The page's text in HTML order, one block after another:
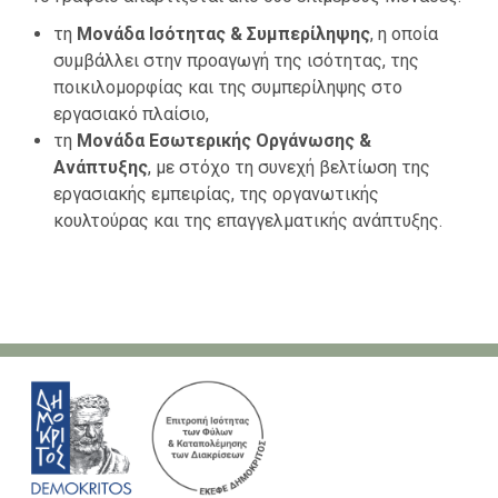
τη Μονάδα Ισότητας & Συμπερίληψης, η οποία
συμβάλλει στην προαγωγή της ισότητας, της
ποικιλομορφίας και της συμπερίληψης στο
εργασιακό πλαίσιο,
τη Μονάδα Εσωτερικής Οργάνωσης &
Ανάπτυξης, με στόχο τη συνεχή βελτίωση της
εργασιακής εμπειρίας, της οργανωτικής
κουλτούρας και της επαγγελματικής ανάπτυξης.